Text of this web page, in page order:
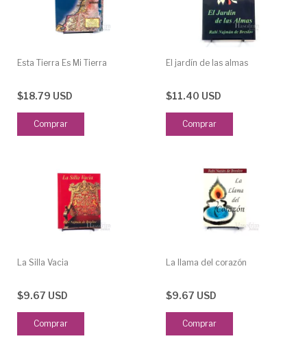
Esta Tierra Es Mi Tierra
$18.79 USD
El jardín de las almas
$11.40 USD
La Silla Vacia
$9.67 USD
La llama del corazón
$9.67 USD